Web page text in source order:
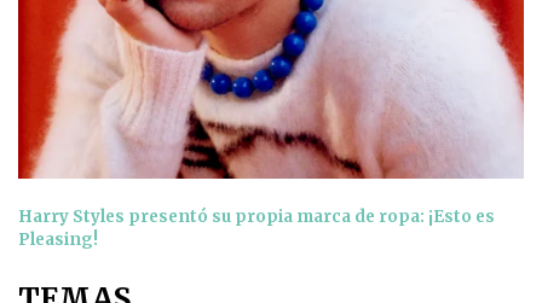
Harry Styles presentó su propia marca de ropa: ¡Esto es
Pleasing!